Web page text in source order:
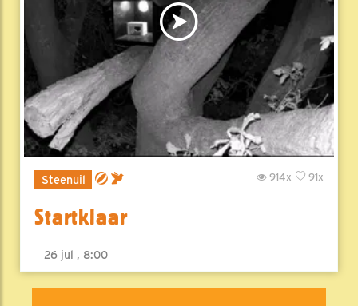
Steenuil 91x
914x
Startklaar
26 jul , 8:00